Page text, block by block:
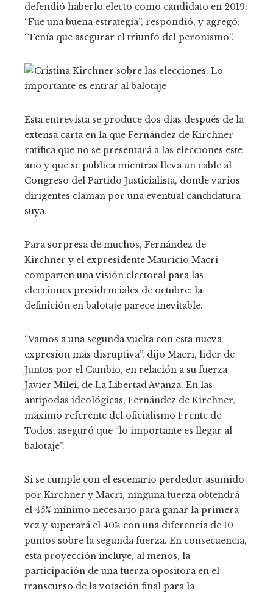
defendió haberlo electo como candidato en 2019:
“Fue una buena estrategia”, respondió, y agregó:
“Tenía que asegurar el triunfo del peronismo”.
Esta entrevista se produce dos días después de la
extensa carta en la que Fernández de Kirchner
ratifica que no se presentará a las elecciones este
año y que se publica mientras lleva un cable al
Congreso del Partido Justicialista, donde varios
dirigentes claman por una eventual candidatura
suya.
Para sorpresa de muchos, Fernández de
Kirchner y el expresidente Mauricio Macri
comparten una visión electoral para las
elecciones presidenciales de octubre: la
definición en balotaje parece inevitable.
“Vamos a una segunda vuelta con esta nueva
expresión más disruptiva”, dijo Macri, líder de
Juntos por el Cambio, en relación a su fuerza
Javier Milei, de La Libertad Avanza. En las
antípodas ideológicas, Fernández de Kirchner,
máximo referente del oficialismo Frente de
Todos, aseguró que “lo importante es llegar al
balotaje”.
Si se cumple con el escenario perdedor asumido
por Kirchner y Macri, ninguna fuerza obtendrá
el 45% mínimo necesario para ganar la primera
vez y superará el 40% con una diferencia de 10
puntos sobre la segunda fuerza. En consecuencia,
esta proyección incluye, al menos, la
participación de una fuerza opositora en el
transcurso de la votación final para la